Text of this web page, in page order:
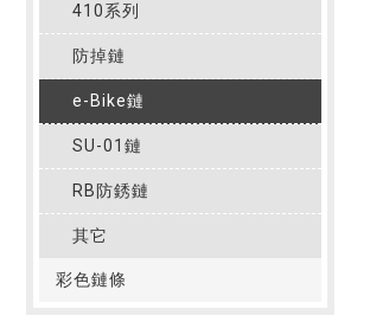
410系列
防掉鏈
e-Bike鏈
SU-01鏈
RB防銹鏈
其它
彩色鏈條